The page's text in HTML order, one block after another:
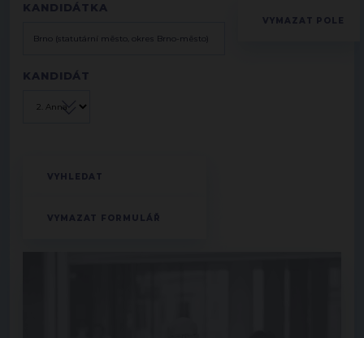
KANDIDÁTKA
KANDIDÁT